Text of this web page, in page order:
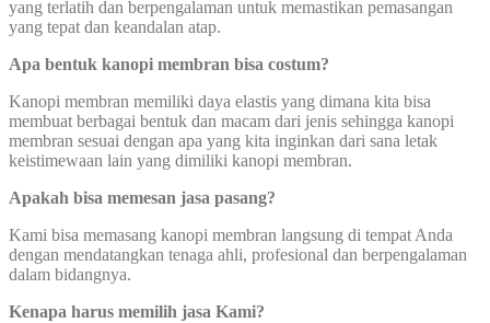
yang terlatih dan berpengalaman untuk memastikan pemasangan
yang tepat dan keandalan atap.
Apa bentuk kanopi membran bisa costum?
Kanopi membran memiliki daya elastis yang dimana kita bisa
membuat berbagai bentuk dan macam dari jenis sehingga kanopi
membran sesuai dengan apa yang kita inginkan dari sana letak
keistimewaan lain yang dimiliki kanopi membran.
Apakah bisa memesan jasa pasang?
Kami bisa memasang kanopi membran langsung di tempat Anda
dengan mendatangkan tenaga ahli, profesional dan berpengalaman
dalam bidangnya.
Kenapa harus memilih jasa Kami?